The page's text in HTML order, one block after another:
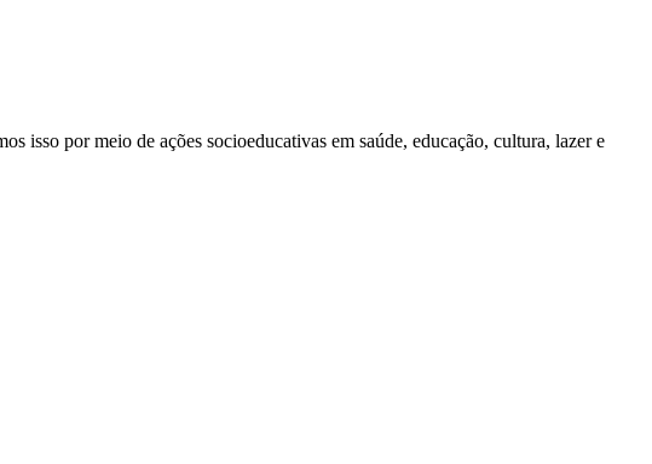
isso por meio de ações socioeducativas em saúde, educação, cultura, lazer e